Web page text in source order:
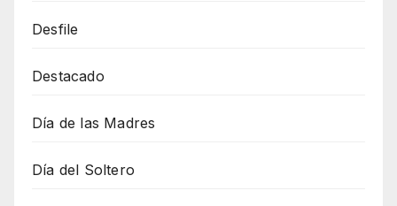
Desfile
Destacado
Día de las Madres
Día del Soltero